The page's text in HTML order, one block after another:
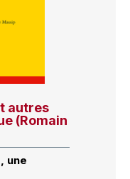
autres
(Romain
une